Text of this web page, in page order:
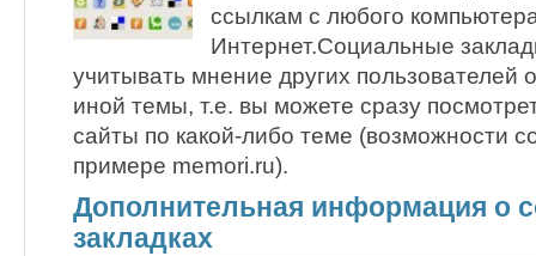
ссылкам с любого
Интернет.Социальные
учитывать мнение других пользователей
иной темы, т.е. вы можете сразу
сайты по какой-либо теме (возможности
примере memori.ru).
Дополнительная информация о
закладках